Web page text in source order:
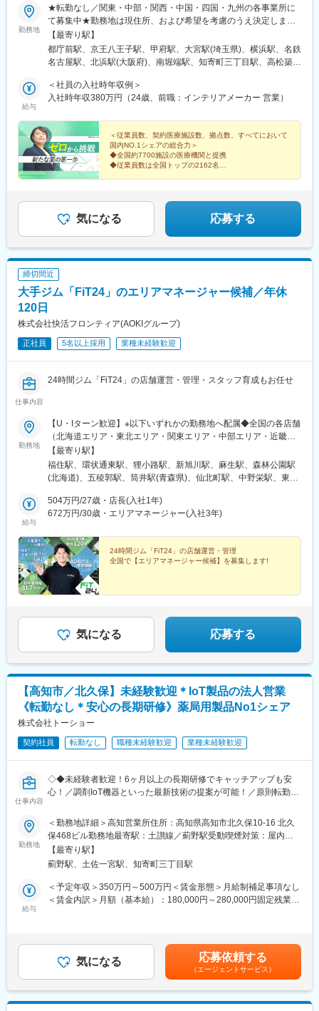
千曲駅、信州中野駅、柏矢町駅、福知山市民病院口駅、八尾駅、
春木駅、御陵前駅、熊取駅、松ノ浜駅、栂・美木多駅、白鷺駅、
摂津富田駅、矢田駅(大阪府)、今川駅(大阪府)、津守駅、加太駅(和
歌山県)、東加古川駅、京口駅、播磨高岡駅、播州赤穂駅、葉多
駅、鳴門駅、加古川駅、滝野駅、はりま勝原駅、北条町駅、飾磨
県)、耳成駅、忍海駅、西条駅(広島県)、松永駅、東福山駅、鵜飼
駅(広島県)、楽々園駅、東尾道駅、八次駅、三原駅、天応駅、福山
北口駅、坂出駅、沖松島駅、三津駅、上宇和駅、宮田町駅、石橋
駅(長崎県)、早岐駅、平和公園駅、肥前古賀駅、島原港駅、道ノ尾
駅、東諫早駅、高田駅(長崎県)、大塔駅、三会駅、若葉町駅、健軍
町駅、亀井駅、南熊本駅、内牧駅、肥後西村駅、八代駅、高森
駅、北熊本駅、交通局前駅(熊本県)、竜田口駅、三里木駅、松橋
分駅、別府大学駅、鶴崎駅、別府駅(大分県)、豊後森駅、安里駅、
てだこ浦西駅、小禄駅、奥武山公園駅、修大協創中高前駅、谷山
駅(鹿児島市電)、河戸帆待川駅、西大分駅、矢原駅、福島町駅、南
宮崎駅、田崎橋駅、宇品四丁目駅、木花駅、五日市駅、久留米高
校前駅、西鉄小郡駅、九産大前駅、熊西駅、小田原駅、常盤駅(岡
山県)、文化の森駅、知寄町駅、船橋日大前駅、三好町駅、駒川中
野駅、春日川駅、古町駅、千歳町駅(長崎県)、八景水谷駅、平成
駅、九品寺交差点駅、光の森駅、谷山駅(指宿枕崎線)、可部駅、西
太町駅、ＪＲ松山駅前駅、西浦上駅、味噌天神前駅、広電西広
島・己斐駅、宇品三丁目駅
勤務地
★転勤なし／関東・中部・関西・中国・四国・九州の各事業所に
て募集中★勤務地は現住所、および希望を考慮のうえ決定します
★一部勤務地では自動車通勤OK（面接などでご相談ください）
【各事業部・オフィス】■東京第二事業部（5名在籍）・新宿オフ
ィス・八王子オフィス・山梨オフィス■大宮事業部（10名在籍）■
（11名在籍）■広島事業部（10名在籍）・松山オフィス・高知オ
フィス・高松オフィス※県をまたいだ出張が発生いたします。■福
対策：屋内全面禁煙
【最寄り駅】
都庁前駅、京王八王子駅、甲府駅、大宮駅(埼玉県)、横浜駅、名鉄
名古屋駅、北浜駅(大阪府)、南堀端駅、知寄町三丁目駅、高松築港
ンター駅、なにわ橋駅、松山市駅、高松駅(香川県)、東比恵駅、慶
徳校前駅、新宿駅、高島町駅、近鉄名古屋駅、淀屋橋駅、片原町
給与
＜社員の入社時年収例＞
入社時年収380万円（24歳、前職：インテリアメーカー 営業）
＜従業員数、契約医療施設数、拠点数、すべてにおいて
国内NO.1シェアの総合力＞
◆全国約7700施設の医療機関と提携
◆従業員数は全国トップの2162名
気になる 応募する
締切間近
大手ジム「FiT24」のエリアマネージャー候補／年休
120日
株式会社快活フロンティア(AOKIグループ)
正社員 5名以上採用 業種未経験歓迎
仕事内容
24時間ジム「FiT24」の店舗運営・管理・スタッフ育成もお任せ
勤務地
【U・Iターン歓迎】※以下いずれかの勤務地へ配属◆全国の各店舗
（北海道エリア・東北エリア・関東エリア・中部エリア・近畿エ
リア・中国エリア・四国エリア・九州エリア）◆本社：神奈川県
横浜市都筑区北山田3-1-50＜アクセス＞横浜市営地下鉄グリーン
ライン「北山田」駅より徒歩7分※受動喫煙対策：各拠点屋内禁煙
【最寄り駅】
福住駅、環状通東駅、狸小路駅、新旭川駅、麻生駅、森林公園駅
(北海道)、五稜郭駅、筒井駅(青森県)、仙北町駅、中野栄駅、東北
駅、安積永盛駅、南福島駅、高崎駅、竜舞駅、新伊勢崎駅、前橋
大島駅、片貝駅、本庄駅、鴻巣駅、小木津駅、上菅谷駅、荒川沖
日山駅、平田駅(長野県)、市役所前駅(長野県)、信濃吉田駅、川中
島駅、屋代駅、額住宅前駅、サンドーム西駅、八千代中央駅、五
井駅、公津の杜駅、都賀駅、佐倉駅、実籾駅、西登戸駅、八千代
台駅、八木崎駅、新田駅(埼玉県)、上尾駅、蓮田駅、草加駅、東川
口駅、一ノ割駅、小手指駅、入間市駅、狭山市駅、元加治駅、箱
原駅、小田急相模原駅、平塚駅、本厚木駅、辻堂駅、鴨宮駅、螢
田駅、千鳥町駅、大森駅(東京都)、センター南駅、北山田駅(神奈
西宮北口駅、香櫨園駅、飾磨駅、中松江駅、西条駅(広島県)、梶栗
郷台地駅、櫛ケ浜駅、宇多津駅、円行寺口駅、知寄町三丁目駅、
下大利駅、永犬丸駅、竹下駅、徳力公団前駅、大塔駅、南熊本
駅、竜田口駅、西熊本駅、てだこ浦西駅、壺川駅、浦添前田駅、
西４丁目駅、三俣駅、新鎌ケ谷駅、権堂駅、馬替駅、みどり台
駅、布田駅、武蔵新田駅、大森海岸駅、井土ケ谷駅、門戸厄神
駅、さくら夙川駅、三ケ森駅、守恒駅、すすきの駅、長野駅、西
千葉駅、池上駅、弘明寺駅(横浜市営)、夙川駅、今池駅(福岡県)
給与
504万円/27歳・店長(入社1年)
672万円/30歳・エリアマネージャー(入社3年)
24時間ジム「FiT24」の店舗運営・管理
全国で【エリアマネージャー候補】を募集します!
気になる 応募する
【高知市／北久保】未経験歓迎＊IoT製品の法人営業
《転勤なし＊安心の長期研修》薬局用製品No1シェア
株式会社トーショー
契約社員 転勤なし 職種未経験歓迎 業種未経験歓迎
仕事内容
◇◆未経験者歓迎！6ヶ月以上の長期研修でキャッチアップも安
心！／調剤IoT機器といった最新技術の提案が可能！／原則転勤は
仕事◆◇
【はじめに】
既存のお客様である調剤薬局やドラッグストアに対して、主力製
品である全自動調剤分包機などの調剤IoT機器を販売いただく職種
となります。
IoT製品の販売スキルの市場価値は上昇の一途を辿っており、同社
【業務概要】
・提案資料作成
勤務地
＜勤務地詳細＞高知営業所住所：高知県高知市北久保10-16 北久
保468ビル勤務地最寄駅：土讃線／薊野駅受動喫煙対策：屋内全
面禁煙変更の範囲：会社の定める事業所（リモートワーク含む）
【最寄り駅】
薊野駅、土佐一宮駅、知寄町三丁目駅
給与
＜予定年収＞350万円～500万円＜賃金形態＞月給制補足事項なし
＜賃金内訳＞月額（基本給）：180,000円～280,000円固定残業手
＞※給与詳細は、年齢・スキルを考慮し決定します。■昇給：年1
回■賞与：年2回年収420万円／30歳 経験5年年収500万円／32歳
経験7年賃金はあくまでも目安の金額であり、選考を通じて上下す
る可能性があります。月給(月額)は固定手当を含めた表記です。
気になる 応募依頼する
（エージェントサービス）